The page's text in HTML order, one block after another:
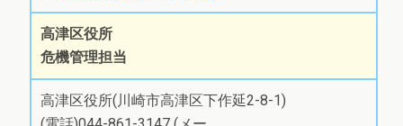
高津区役所
危機管理担当
高津区役所(川崎市高津区下作延2-8-1)